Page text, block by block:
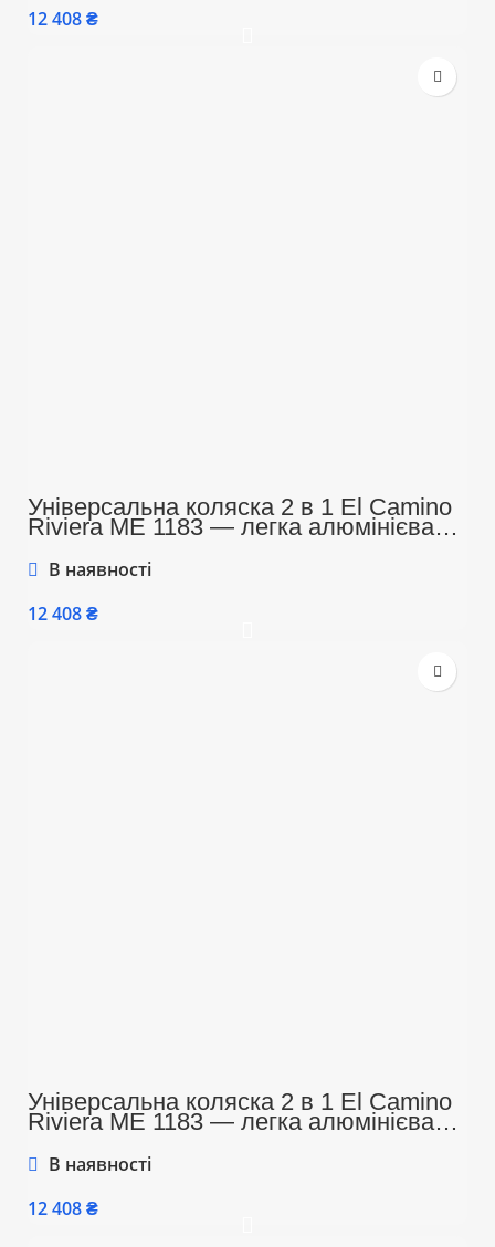
₴
Універсальна коляска 2 в 1 El Camino
Riviera ME 1183 — легка алюмінієва
книжкою, комплект аксесуарів, сірий
В наявності
₴
Універсальна коляска 2 в 1 El Camino
Riviera ME 1183 — легка алюмінієва
книжкою, комплект аксесуарів, чорний
В наявності
₴